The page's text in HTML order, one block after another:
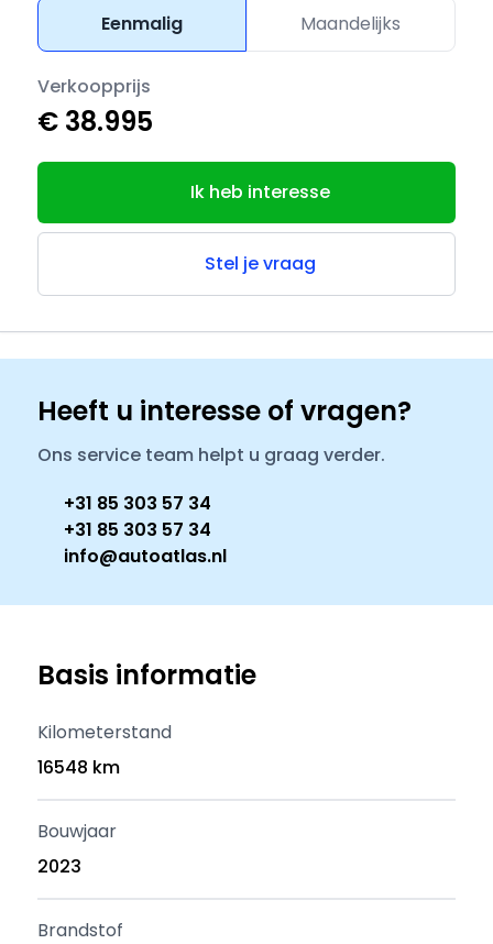
Eenmalig
Maandelijks
Verkoopprijs
€ 38.995
Ik heb interesse
Stel je vraag
Heeft u interesse of vragen?
Ons service team helpt u graag verder.
+31 85 303 57 34
+31 85 303 57 34
info@autoatlas.nl
Basis informatie
Kilometerstand
16548 km
Bouwjaar
2023
Brandstof